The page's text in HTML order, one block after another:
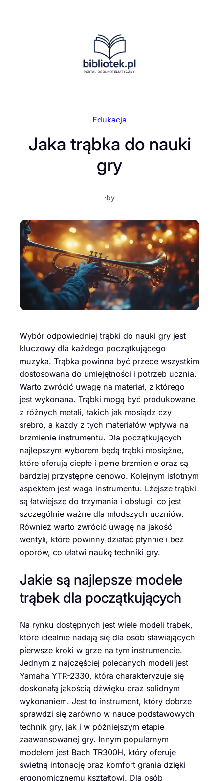
Edukacja
Jaka trąbka do nauki
gry
·by
Wybór odpowiedniej trąbki do nauki gry jest
kluczowy dla każdego początkującego
muzyka. Trąbka powinna być przede wszystkim
dostosowana do umiejętności i potrzeb ucznia.
Warto zwrócić uwagę na materiał, z którego
jest wykonana. Trąbki mogą być produkowane
z różnych metali, takich jak mosiądz czy
srebro, a każdy z tych materiałów wpływa na
brzmienie instrumentu. Dla początkujących
najlepszym wyborem będą trąbki mosiężne,
które oferują ciepłe i pełne brzmienie oraz są
bardziej przystępne cenowo. Kolejnym istotnym
aspektem jest waga instrumentu. Lżejsze trąbki
są łatwiejsze do trzymania i obsługi, co jest
szczególnie ważne dla młodszych uczniów.
Również warto zwrócić uwagę na jakość
wentyli, które powinny działać płynnie i bez
oporów, co ułatwi naukę techniki gry.
Jakie są najlepsze modele
trąbek dla początkujących
Na rynku dostępnych jest wiele modeli trąbek,
które idealnie nadają się dla osób stawiających
pierwsze kroki w grze na tym instrumencie.
Jednym z najczęściej polecanych modeli jest
Yamaha YTR-2330, która charakteryzuje się
doskonałą jakością dźwięku oraz solidnym
wykonaniem. Jest to instrument, który dobrze
sprawdzi się zarówno w nauce podstawowych
technik gry, jak i w późniejszym etapie
zaawansowanej gry. Innym popularnym
modelem jest Bach TR300H, który oferuje
świetną intonację oraz komfort grania dzięki
ergonomicznemu kształtowi. Dla osób